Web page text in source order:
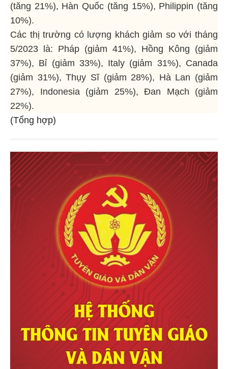
(tăng 21%), Hàn Quốc (tăng 15%), Philippin (tăng
10%).
Các thị trường có lượng khách giảm so với tháng
5/2023 là: Pháp (giảm 41%), Hồng Kông (giảm
37%), Bỉ (giảm 33%), Italy (giảm 31%), Canada
(giảm 31%), Thụy Sĩ (giảm 28%), Hà Lan (giảm
27%), Indonesia (giảm 25%), Đan Mạch (giảm
22%).
(Tổng hợp)